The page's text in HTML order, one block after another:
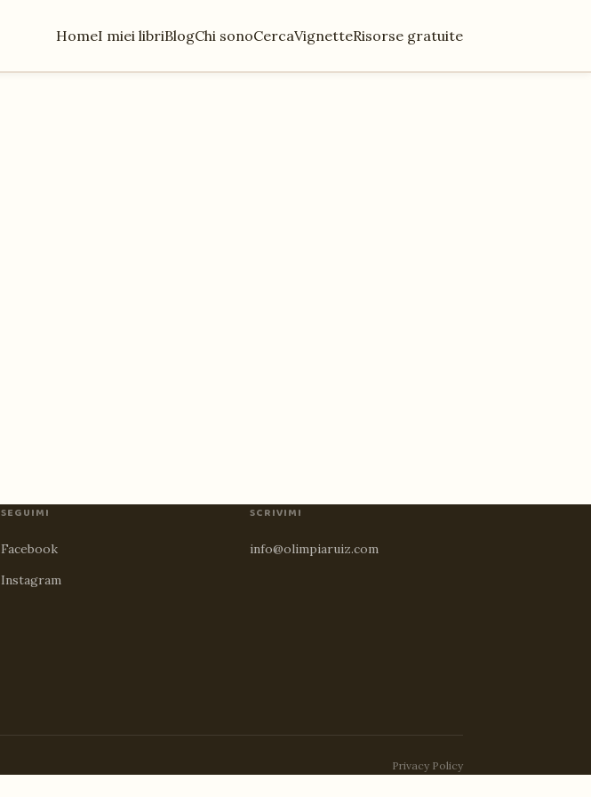
HomeI miei libriBlogChi sonoCercaVignetteRisorse gratuite
SEGUIMI
Facebook
Instagram
SCRIVIMI
info@olimpiaruiz.com
Privacy Policy